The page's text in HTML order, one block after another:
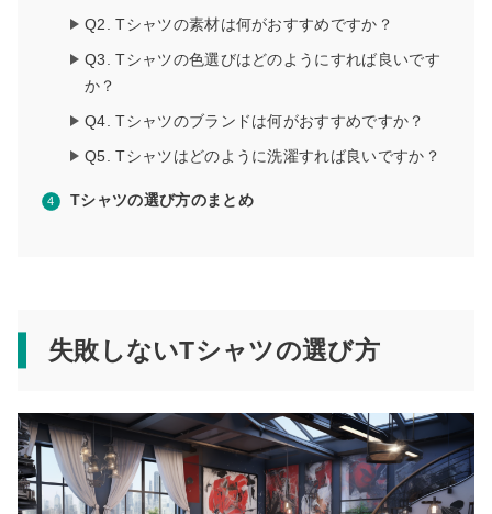
Q2. Tシャツの素材は何がおすすめですか？
Q3. Tシャツの色選びはどのようにすれば良いです
か？
Q4. Tシャツのブランドは何がおすすめですか？
Q5. Tシャツはどのように洗濯すれば良いですか？
Tシャツの選び方のまとめ
失敗しないTシャツの選び方